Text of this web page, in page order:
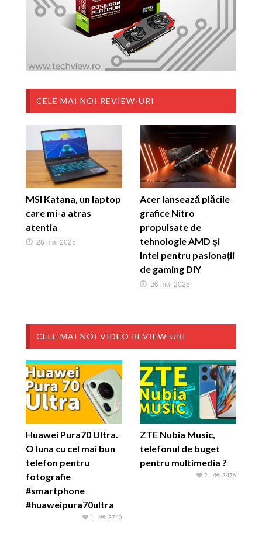
CELE MAI NOI REVIEW-URI
MSI Katana, un laptop
care mi-a atras
atentia
28 mai 2025
Acer lansează plăcile
grafice Nitro
propulsate de
tehnologie AMD și
Intel pentru pasionații
de gaming DIY
26 mai 2025
CELE MAI NOI VIDEO REVIEW-URI
Huawei Pura70 Ultra.
O luna cu cel mai bun
telefon pentru
fotografie
#smartphone
#huaweipura70ultra
3740
1
ZTE Nubia Music,
telefonul de buget
pentru multimedia ?
3476
2